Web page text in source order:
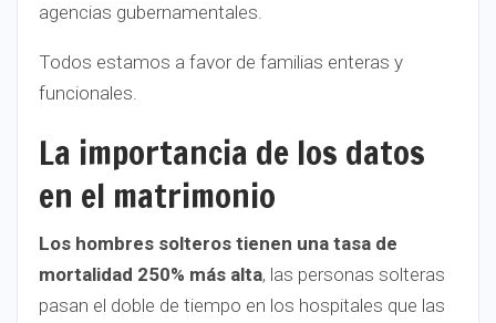
agencias gubernamentales.
Todos estamos a favor de familias enteras y
funcionales.
La importancia de los datos
en el matrimonio
Los hombres solteros tienen una tasa de
mortalidad 250% más alta, las personas solteras
pasan el doble de tiempo en los hospitales que las